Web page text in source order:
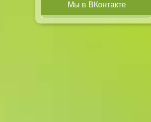
Мы в ВКонтакте